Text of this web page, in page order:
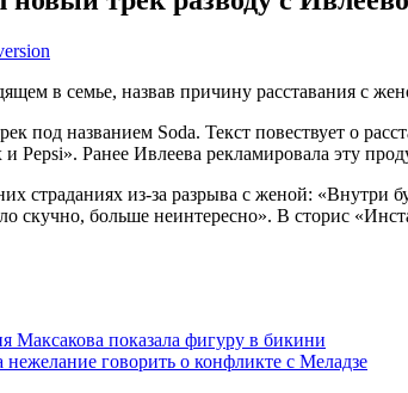
в семье, назвав причину расставания с
под названием Soda. Текст повествует о
и Pepsi». Ранее Ивлеева рекламировала эту
страданиях из-за разрыва с женой:
скучно, больше неинтересно». В сторис
Максакова показала фигуру в бикини
нежелание говорить о конфликте с Меладзе